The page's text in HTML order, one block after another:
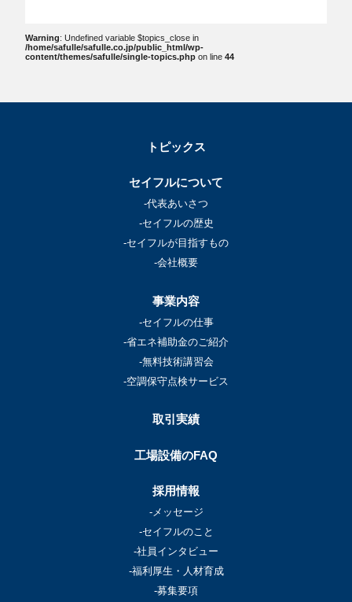
Warning: Undefined variable $topics_close in
/home/safulle/safulle.co.jp/public_html/wp-
content/themes/safulle/single-topics.phpon line 44
トピックス
セイフルについて
-代表あいさつ
-セイフルの歴史
-セイフルが目指すもの
-会社概要
事業内容
-セイフルの仕事
-省エネ補助金のご紹介
-無料技術講習会
-空調保守点検サービス
取引実績
工場設備のFAQ
採用情報
-メッセージ
-セイフルのこと
-社員インタビュー
-福利厚生・人材育成
-募集要項